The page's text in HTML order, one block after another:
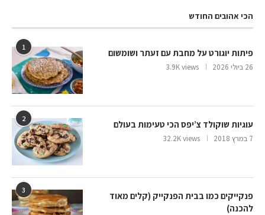
הכי אהובים החודש
1
פיתות יוגורט על מחבת עם זעתר ושומשום
26 ביולי 2026 3.9K views
2
עוגיות שוקולד צ’יפס הכי טעימות בעולם
7 במרץ 2018 32.2K views
3
פנקייקים כמו בבית הפנקייק (קלים מאוד
להכנה)